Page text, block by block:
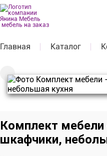
мебель на заказ
Главная Каталог
Комплект
шкафчики,